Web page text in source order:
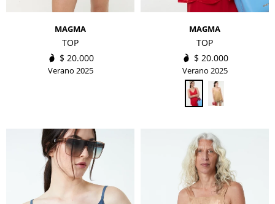
MAGMA
TOP
$ 20.000
Verano 2025
MAGMA
TOP
$ 20.000
Verano 2025